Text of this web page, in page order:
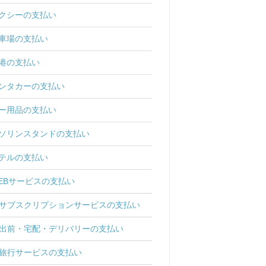
シーの支払い
場の支払い
の支払い
タカーの支払い
用品の支払い
リンスタンドの支払い
ルの支払い
サービスの支払い
ブスクリプションサービスの支払い
出前・宅配・デリバリーの支払い
行サービスの支払い